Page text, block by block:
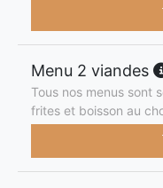
Menu 2 viandes
Tous nos menus sont
frites et boisson au